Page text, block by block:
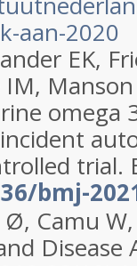
aan-2020
EK,
omega
trial.
bmj-
Camu